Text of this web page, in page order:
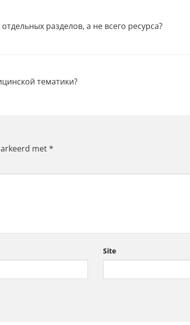
разделов, а не всего ресурса?
тематики?
met*
Site